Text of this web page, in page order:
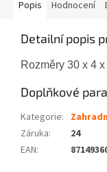
Popis Hodnocení
Detailní popis
Rozměry 30 x 4 x
Doplňkové
Kategorie:
Záruka:
24
EAN: